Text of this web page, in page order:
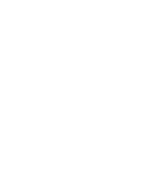
Zum